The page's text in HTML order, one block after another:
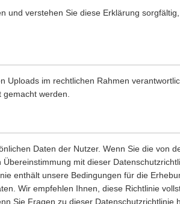
und verstehen Sie diese Erklärung
Uploads im rechtlichen Rahmen
werden.
Daten der Nutzer. Wenn Sie die von
mit dieser
enthält unsere Bedingungen für die
Wir empfehlen Ihnen, diese Richtlinie
Sie Fragen zu dieser Datenschutzrichtlinie